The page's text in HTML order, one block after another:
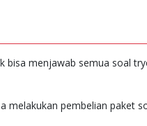
bisa menjawab semua soal
melakukan pembelian paket